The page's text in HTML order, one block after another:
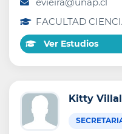
evieira@unap.cl
FACULTAD
Ver Estudios
Kitty